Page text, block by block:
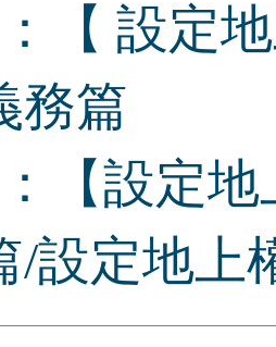
【 設定
務篇
【設定
/設定地上